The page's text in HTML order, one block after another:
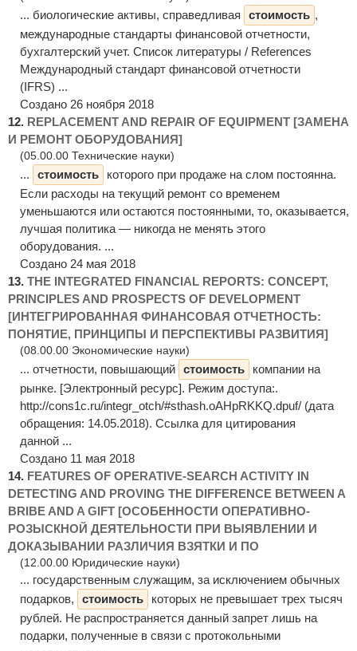
... биологические активы, справедливая стоимость ,
международные стандарты финансовой отчетности,
бухгалтерский учет. Список литературы / References
Международный стандарт финансовой отчетности
(IFRS) ...
Создано 26 ноября 2018
12. REPLACEMENT AND REPAIR OF EQUIPMENT [ЗАМЕНА
И РЕМОНТ ОБОРУДОВАНИЯ]
(05.00.00 Технические науки)
... стоимость
которого при продаже на слом постоянна.
Если расходы на текущий ремонт со временем
уменьшаются или остаются постоянными, то, оказывается,
лучшая политика — никогда не менять этого
оборудования. ...
Создано 24 мая 2018
13. THE INTEGRATED FINANCIAL REPORTS: CONCEPT,
PRINCIPLES AND PROSPECTS OF DEVELOPMENT
[ИНТЕГРИРОВАННАЯ ФИНАНСОВАЯ ОТЧЕТНОСТЬ:
ПОНЯТИЕ, ПРИНЦИПЫ И ПЕРСПЕКТИВЫ РАЗВИТИЯ]
(08.00.00 Экономические науки)
... отчетности, повышающий стоимость
компании на
рынке. [Электронный ресурс]. Режим доступа:.
http://cons1c.ru/integr_otch/#sthash.oAHpRKKQ.dpuf/ (дата
обращения: 14.05.2018). Ссылка для цитирования
данной ...
Создано 11 мая 2018
14. FEATURES OF OPERATIVE-SEARCH ACTIVITY IN
DETECTING AND PROVING THE DIFFERENCE BETWEEN A
BRIBE AND A GIFT [ОСОБЕННОСТИ ОПЕРАТИВНО-
РОЗЫСКНОЙ ДЕЯТЕЛЬНОСТИ ПРИ ВЫЯВЛЕНИИ И
ДОКАЗЫВАНИИ РАЗЛИЧИЯ ВЗЯТКИ И ПО
(12.00.00 Юридические науки)
... государственным служащим, за исключением обычных
подарков,
стоимость
которых не превышает трех тысяч
рублей. Не распространяется данный запрет лишь на
подарки, полученные в связи с протокольными